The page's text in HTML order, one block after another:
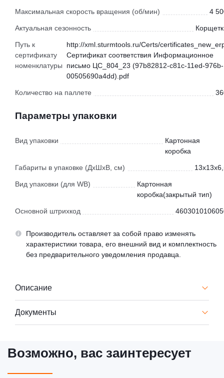
Максимальная скорость вращения (об/мин) 4
Актуальная сезонность
Путь к
сертификату
номенклатуры
http://xml.sturmtools.ru/Certs/
Сертификат соответствия Информационное
письмо ЦС_804_23 (97b82812-c81c-11ed-976b-
00505690a4dd).pdf
Количество на паллете
Параметры упаковки
Вид упаковки
Картонная
коробка
Габариты в упаковке (ДхШхВ, см)
Вид упаковки (для WB)
Картонная
коробка(закрытый тип)
Основной штрихкод
Производитель оставляет за собой право изменять
характеристики товара, его внешний вид и комплектность
без предварительного уведомления продавца.
Описание
Документы
Возможно, вас заинтересует